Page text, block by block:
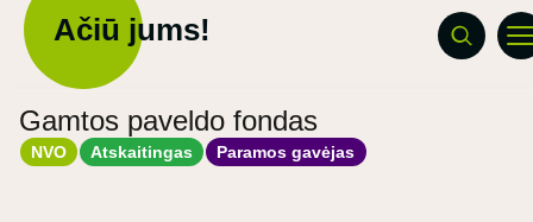
Ačiū jums!
Gamtos paveldo fondas
NVO Atskaitingas Paramos gavėjas